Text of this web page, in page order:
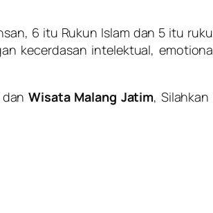
6 itu Rukun Islam dan 5 itu
kecerdasan intelektual,
danWisata Malang Jatim,